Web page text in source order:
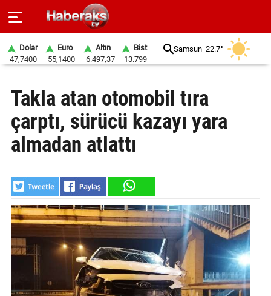
SPOR
YAŞAM
BELEDİYELER
SAĞLIK
SİYASET
EĞİTİM
GALERİ
Dolar
47,7400
Euro
55,1400
Altın
6.497,37
Bist
13.799
Samsun 22.7°
Takla atan otomobil tıra
çarptı, sürücü kazayı yara
almadan atlattı